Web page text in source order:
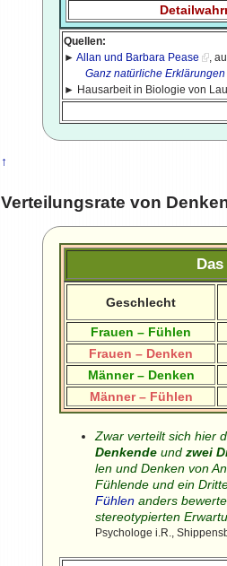
Quellen:
►Allan und Barbara Pease
,
Ganz natürliche Erklärungen
► Hausarbeit in Biologie von
↑
Verteilungsrate von
Geschlecht
Frauen – Fühlen
Frauen – Denken
Männer – Denken
Männer – Fühlen
Zwar verteilt sich hier
Denkende undzwei
len und Denken von
Fühlende und ein
Fühlen anders
stereotypierten
Psychologe i.R.,